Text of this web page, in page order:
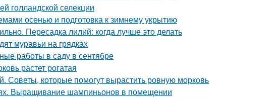
голландской селекции
осенью и подготовка к зимнему укрытию
Пересадка лилий: когда лучше это делать
муравьи на грядках
работы в саду в сентябре
растет рогатая
Советы, которые помогут вырастить ровную морковь
Выращивание шампиньонов в помещении